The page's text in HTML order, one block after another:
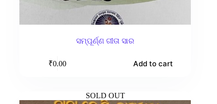
ସମ୍ପୂର୍ଣ୍ଣ ଗୀତା ସାର
₹0.00 Add to cart
SOLD OUT